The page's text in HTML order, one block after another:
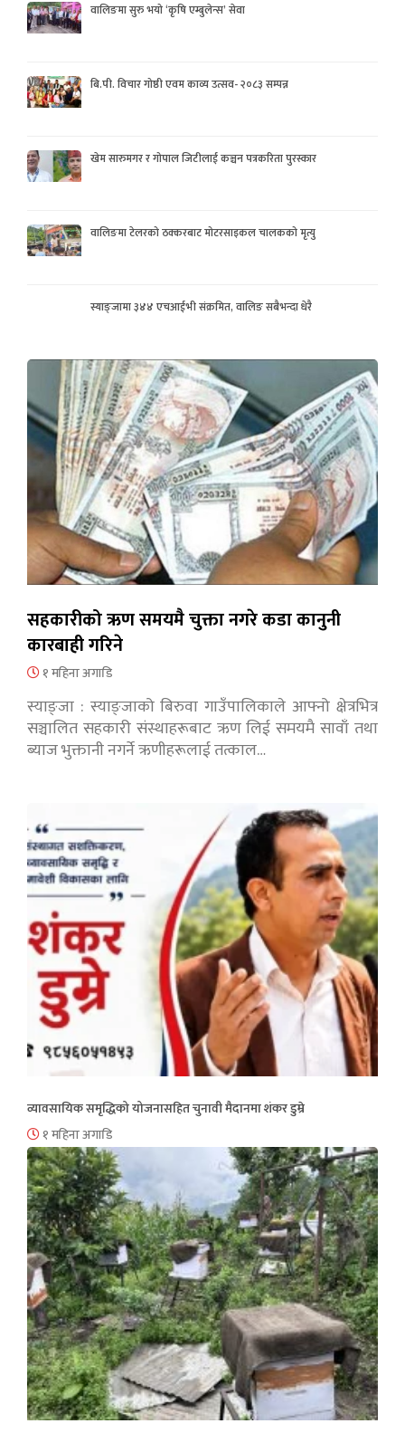
वालिङमा सुरु भयो ‘कृषि एम्बुलेन्स’ सेवा
बि.पी. विचार गोष्ठी एवम काव्य उत्सव- २०८३ सम्पन्न
खेम सारुमगर र गोपाल जिटीलाई कञ्चन पत्रकरिता पुरस्कार
वालिङमा टेलरको ठक्करबाट मोटरसाइकल चालकको मृत्यु
स्याङ्जामा ३४४ एचआईभी संक्रमित, वालिङ सबैभन्दा धेरै
सहकारीको ऋण समयमै चुक्ता नगरे कडा कानुनी
कारबाही गरिने
१ महिना अगाडि
स्याङ्जा : स्याङ्जाको बिरुवा गाउँपालिकाले आफ्नो क्षेत्रभित्र
सञ्चालित सहकारी संस्थाहरूबाट ऋण लिई समयमै सावाँ तथा
ब्याज भुक्तानी नगर्ने ऋणीहरूलाई तत्काल…
व्यावसायिक समृद्धिको योजनासहित चुनावी मैदानमा शंकर डुम्रे
१ महिना अगाडि